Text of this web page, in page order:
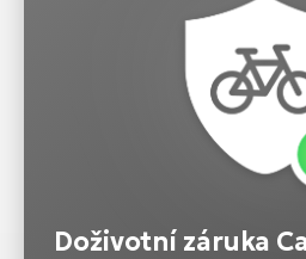
Doživotní záruka